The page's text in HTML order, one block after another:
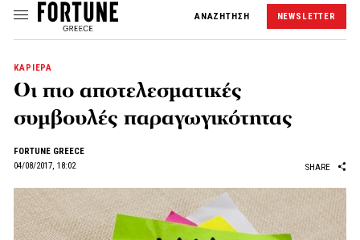
ΑΝΑΖΗΤΗΣΗ NEWSLETTER
ΚΑΡΙΕΡΑ
Οι πιο αποτελεσματικές
συμβουλές παραγωγικότητας
FORTUNE GREECE
04/08/2017, 18:02
SHARE